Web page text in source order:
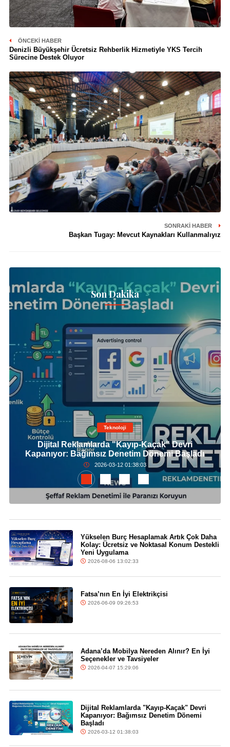
ÖNCEKI HABER
Denizli Büyükşehir Ücretsiz Rehberlik Hizmetiyle YKS Tercih
Sürecine Destek Oluyor
SONRAKI HABER
Başkan Tugay: Mevcut Kaynakları Kullanmalıyız
Son Dakika
Teknoloji
Dijital Reklamlarda "Kayıp-Kaçak" Devri
Kapanıyor: Bağımsız Denetim Dönemi Başladı
2026-03-12 01:38:03
Yükselen Burç Hesaplamak Artık Çok Daha
Kolay: Ücretsiz ve Noktasal Konum Destekli
Yeni Uygulama
2026-08-06 13:02:33
Fatsa’nın En İyi Elektrikçisi
2026-06-09 09:26:53
Adana’da Mobilya Nereden Alınır? En İyi
Seçenekler ve Tavsiyeler
2026-04-07 15:29:06
Dijital Reklamlarda "Kayıp-Kaçak" Devri
Kapanıyor: Bağımsız Denetim Dönemi
Başladı
2026-03-12 01:38:03